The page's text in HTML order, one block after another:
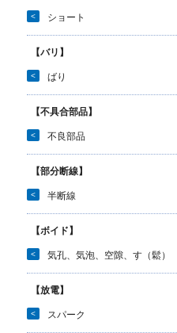
< ショート
【バリ】
< ばり
【不具合部品】
< 不良部品
【部分断線】
< 半断線
【ボイド】
< 気孔、気泡、空隙、す（鬆）
【放電】
< スパーク